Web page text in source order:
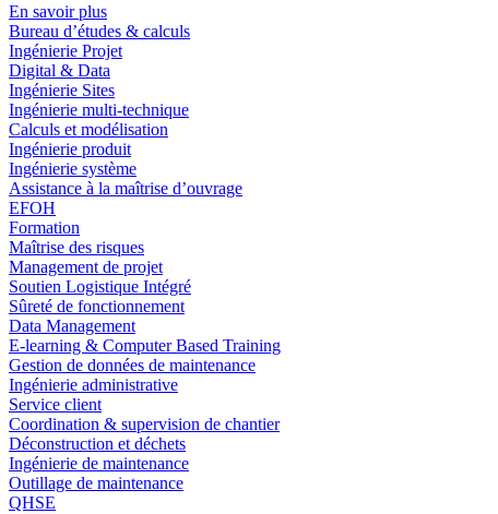
En savoir plus
Bureau d’études & calculs
Ingénierie Projet
Digital & Data
Ingénierie Sites
Ingénierie multi-technique
Calculs et modélisation
Ingénierie produit
Ingénierie système
Assistance à la maîtrise d’ouvrage
EFOH
Formation
Maîtrise des risques
Management de projet
Soutien Logistique Intégré
Sûreté de fonctionnement
Data Management
E-learning & Computer Based Training
Gestion de données de maintenance
Ingénierie administrative
Service client
Coordination & supervision de chantier
Déconstruction et déchets
Ingénierie de maintenance
Outillage de maintenance
QHSE